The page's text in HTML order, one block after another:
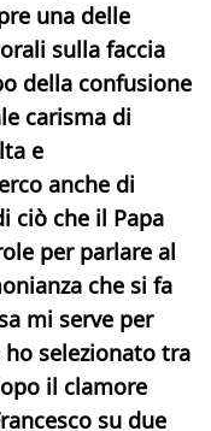
una delle
sulla faccia
della confusione
carisma di
e
anche di
ciò che il Papa
per parlare al
che si fa
mi serve per
selezionato tra
il clamore
su due